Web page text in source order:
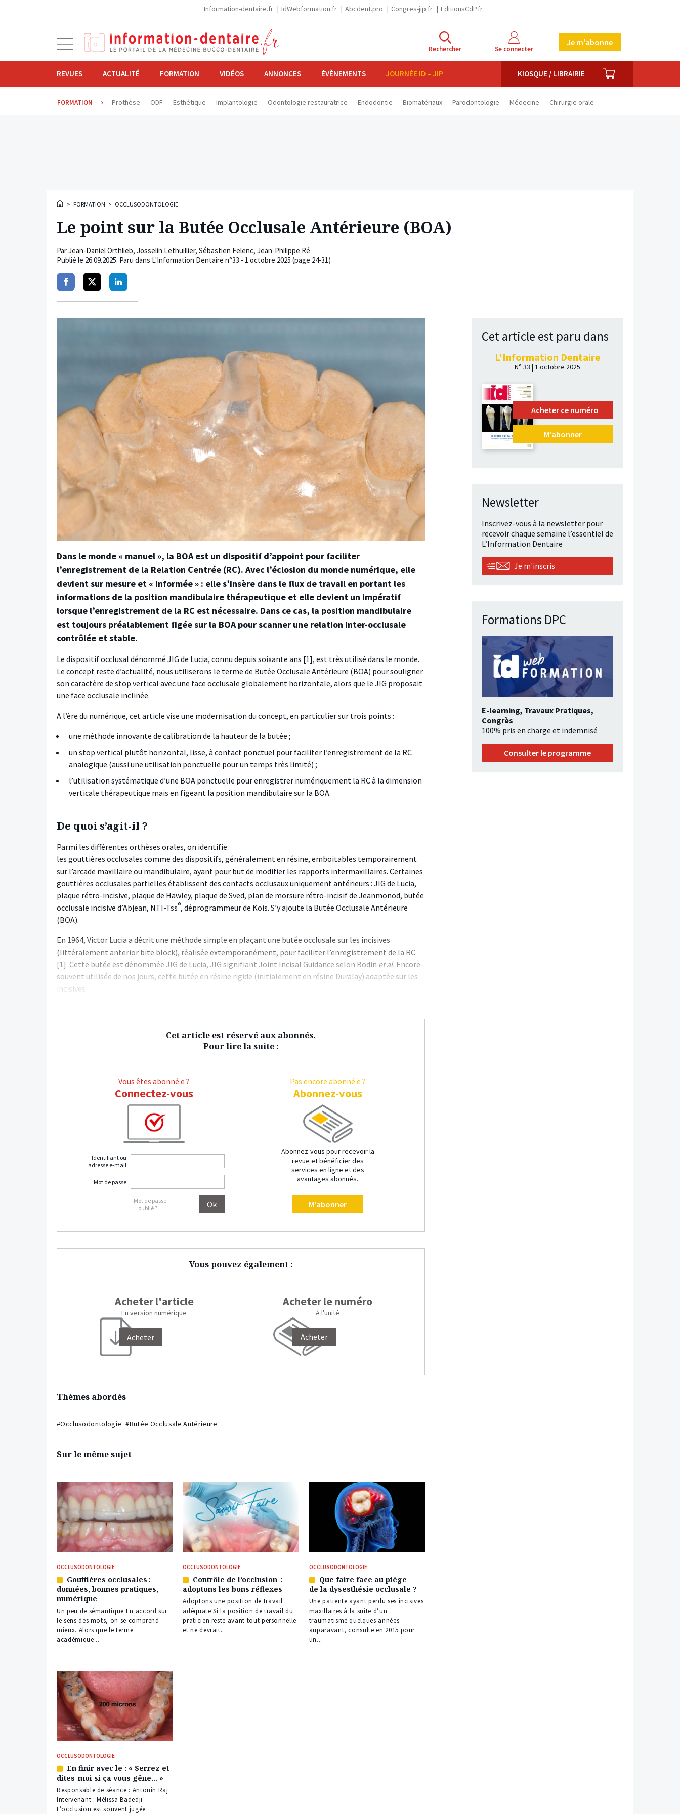
Information-dentaire.fr IdWebformation.fr Abcdent.pro Congres-jip.fr EditionsCdP.fr
navigation
Rechercher Se connecter
Je m'abonne
REVUES ACTUALITÉ FORMATION VIDÉOS ANNONCES ÉVÈNEMENTS JOURNÉE ID – JIP KIOSQUE / LIBRAIRIE PANIER
FORMATION Prothèse ODF Esthétique Implantologie Odontologie restauratrice Endodontie Biomatériaux Parodontologie Médecine Chirurgie orale
> FORMATION > OCCLUSODONTOLOGIE
Le point sur la Butée Occlusale Antérieure (BOA)
ParJean-Daniel Orthlieb, Josselin Lethuillier, Sébastien Felenc, Jean-Philippe Ré
Publié le 26.09.2025. Paru dans L'Information Dentaire n°33 - 1 octobre 2025 (page 24-31)
PartagerPartagerPartager
Dans le monde « manuel », la BOA est un dispositif d’appoint pour faciliter
l’enregistrement de la Relation Centrée (RC). Avec l’éclosion du monde numérique, elle
devient sur mesure et « informée » : elle s’insère dans le flux de travail en portant les
informations de la position mandibulaire thérapeutique et elle devient un impératif
lorsque l’enregistrement de la RC est nécessaire. Dans ce cas, la position mandibulaire
est toujours préalablement figée sur la BOA pour scanner une relation inter-occlusale
contrôlée et stable.
Le dispositif occlusal dénommé JIG de Lucia, connu depuis soixante ans [1], est très utilisé dans le monde.
Le concept reste d’actualité, nous utiliserons le terme de Butée Occlusale Antérieure (BOA) pour souligner
son caractère de stop vertical avec une face occlusale globalement horizontale, alors que le JIG proposait
une face occlusale inclinée.
A l’ère du numérique, cet article vise une modernisation du concept, en particulier sur trois points :
une méthode innovante de calibration de la hauteur de la butée ;
un stop vertical plutôt horizontal, lisse, à contact ponctuel pour faciliter l’enregistrement de la RC
analogique (aussi une utilisation ponctuelle pour un temps très limité) ;
l’utilisation systématique d’une BOA ponctuelle pour enregistrer numériquement la RC à la dimension
verticale thérapeutique mais en figeant la position mandibulaire sur la BOA.
De quoi s’agit-il ?
Parmi les différentes orthèses orales, on identifie
les gouttières occlusales comme des dispositifs, généralement en résine, emboitables temporairement
sur l’arcade maxillaire ou mandibulaire, ayant pour but de modifier les rapports intermaxillaires. Certaines
gouttières occlusales partielles établissent des contacts occlusaux uniquement antérieurs : JIG de Lucia,
plaque rétro-incisive, plaque de Hawley, plaque de Sved, plan de morsure rétro-incisif de Jeanmonod, butée
occlusale incisive d’Abjean, NTI-Tss®, déprogrammeur de Kois. S’y ajoute la Butée Occlusale Antérieure
(BOA).
En 1964, Victor Lucia a décrit une méthode simple en plaçant une butée occlusale sur les incisives
(littéralement anterior bite block), réalisée extemporanément, pour faciliter l’enregistrement de la RC
[1]. Cette butée est dénommée JIG de Lucia, JIG signifiant Joint Incisal Guidance selon Bodin et al. Encore
souvent utilisée de nos jours, cette butée en résine rigide (initialement en résine Duralay) adaptée sur les
incisives…
Cet article est réservé aux abonnés.
Pour lire la suite :
Vous êtes abonné.e ?
Connectez-vous
Identifiant ou
adresse e-mail
Mot de passe
Mot de passe
oublié ?
Pas encore abonné.e ?
Abonnez-vous
Abonnez-vous pour recevoir la
revue et bénéficier des
services en ligne et des
avantages abonnés.
M'abonner
Vous pouvez également :
Acheter l'article
En version numérique
Acheter
Acheter le numéro
À l'unité
Acheter
Thèmes abordés
#Occlusodontologie #Butée Occlusale Antérieure
Sur le même sujet
OCCLUSODONTOLOGIE
Article
réservé
à
nos
abonnés
Gouttières occlusales :
données, bonnes pratiques,
numérique
Un peu de sémantique En accord sur
le sens des mots, on se comprend
mieux. Alors que le terme
académique...
OCCLUSODONTOLOGIE
Article
réservé
à
nos
abonnés
Contrôle de l’occlusion :
adoptons les bons réflexes
Adoptons une position de travail
adéquate Si la position de travail du
praticien reste avant tout personnelle
et ne devrait...
OCCLUSODONTOLOGIE
Article
réservé
à
nos
abonnés
Que faire face au piège
de la dysesthésie occlusale ?
Une patiente ayant perdu ses incisives
maxillaires à la suite d’un
traumatisme quelques années
auparavant, consulte en 2015 pour
un...
OCCLUSODONTOLOGIE
Article
réservé
à
nos
abonnés
En finir avec le : « Serrez et
dites-moi si ça vous gêne… »
Responsable de séance : Antonin Raj
Intervenant : Mélissa Badedji
L’occlusion est souvent jugée
Cet article est paru dans
L'Information Dentaire
N° 33 | 1 octobre 2025
Acheter ce numéro
M'abonner
Newsletter
Inscrivez-vous à la newsletter pour
recevoir chaque semaine l’essentiel de
L’Information Dentaire
Je m'inscris
Formations DPC
E-learning, Travaux Pratiques,
Congrès
100% pris en charge et indemnisé
Consulter le programme